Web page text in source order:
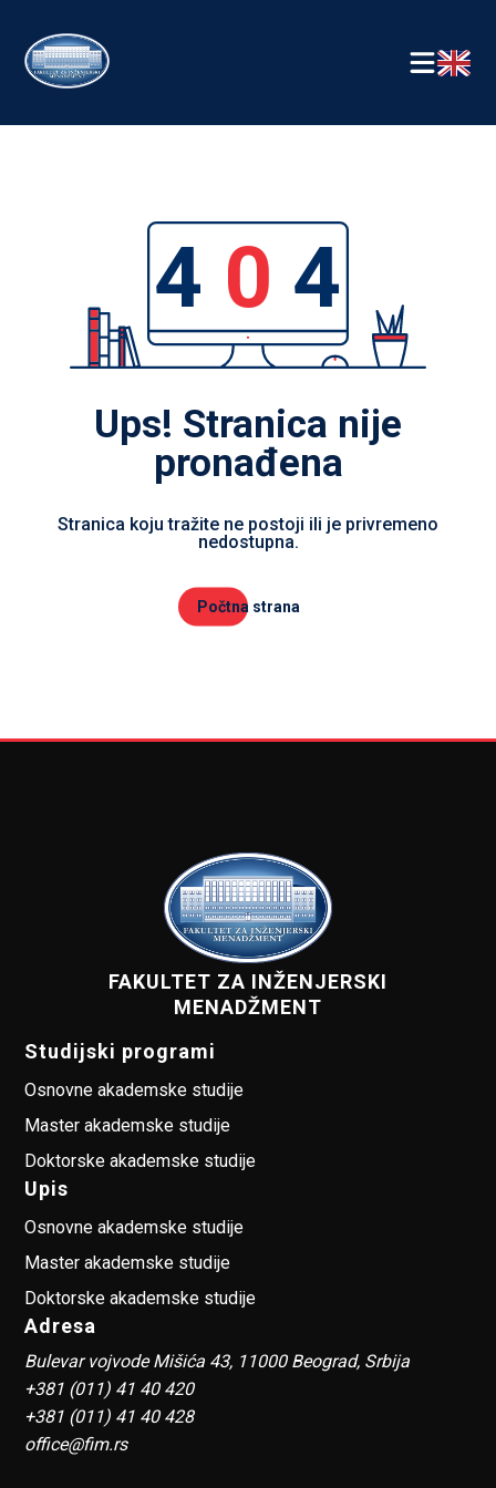
4 0 4
Ups! Stranica nije
pronađena
Stranica koju tražite ne postoji ili je privremeno
nedostupna.
Počtna strana
FAKULTET ZA INŽENJERSKI
MENADŽMENT
Studijski programi
Osnovne akademske studije
Master akademske studije
Doktorske akademske studije
Upis
Osnovne akademske studije
Master akademske studije
Doktorske akademske studije
Adresa
Bulevar vojvode Mišića 43, 11000 Beograd, Srbija
+381 (011) 41 40 420
+381 (011) 41 40 428
office@fim.rs